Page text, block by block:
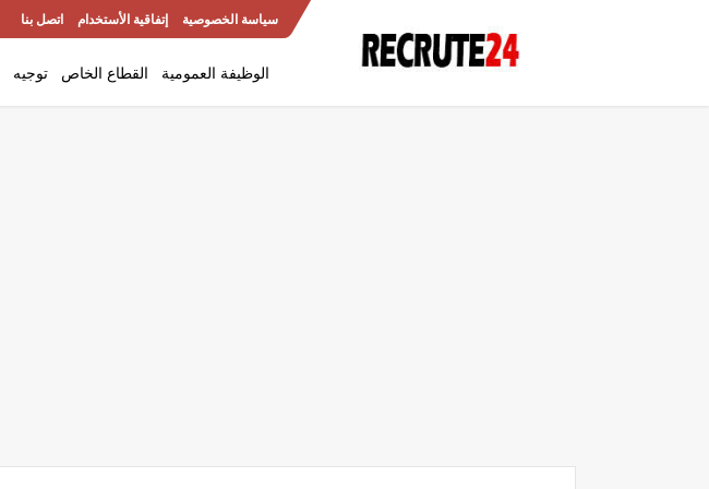
سياسة الخصوصية إتفاقية الأستخدام اتصل بنا
الوظيفة العمومية القطاع الخاص توجيه